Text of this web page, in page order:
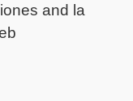
and la